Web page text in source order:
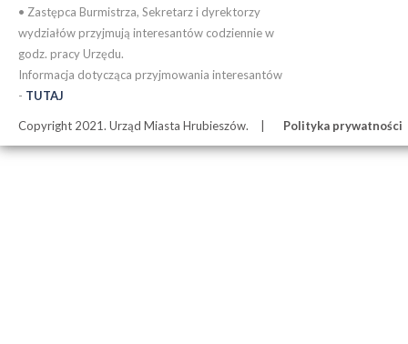
• Zastępca Burmistrza, Sekretarz i dyrektorzy
wydziałów przyjmują interesantów codziennie w
godz. pracy Urzędu.
Informacja dotycząca przyjmowania interesantów
- TUTAJ
Copyright 2021. Urząd Miasta Hrubieszów. Polityka prywatności